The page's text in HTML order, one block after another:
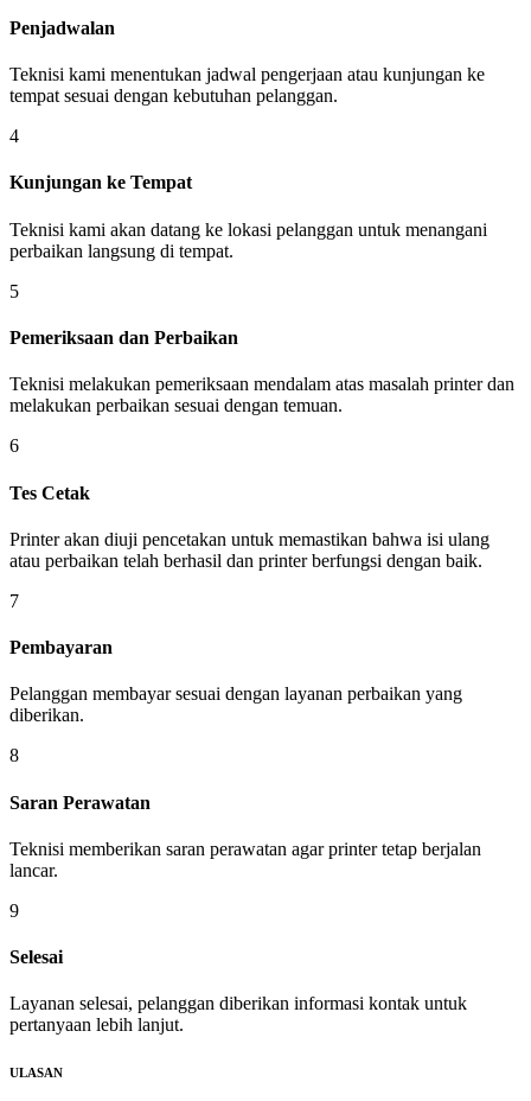
Penjadwalan
Teknisi kami menentukan jadwal pengerjaan atau kunjungan ke
tempat sesuai dengan kebutuhan pelanggan.
4
Kunjungan ke Tempat
Teknisi kami akan datang ke lokasi pelanggan untuk menangani
perbaikan langsung di tempat.
5
Pemeriksaan dan Perbaikan
Teknisi melakukan pemeriksaan mendalam atas masalah printer dan
melakukan perbaikan sesuai dengan temuan.
6
Tes Cetak
Printer akan diuji pencetakan untuk memastikan bahwa isi ulang
atau perbaikan telah berhasil dan printer berfungsi dengan baik.
7
Pembayaran
Pelanggan membayar sesuai dengan layanan perbaikan yang
diberikan.
8
Saran Perawatan
Teknisi memberikan saran perawatan agar printer tetap berjalan
lancar.
9
Selesai
Layanan selesai, pelanggan diberikan informasi kontak untuk
pertanyaan lebih lanjut.
ULASAN